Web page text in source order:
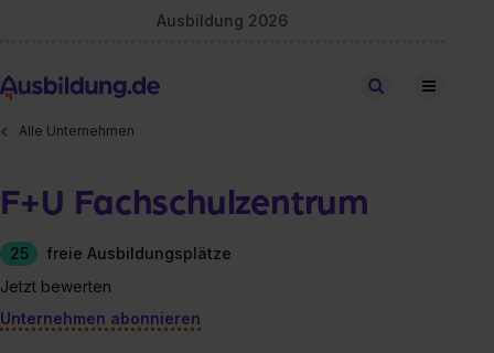
Ausbildung 2026
Stellen finden
Alle Unternehmen
F+U Fachschulzentrum
25
freie Ausbildungsplätze
Jetzt bewerten
Unternehmen abonnieren